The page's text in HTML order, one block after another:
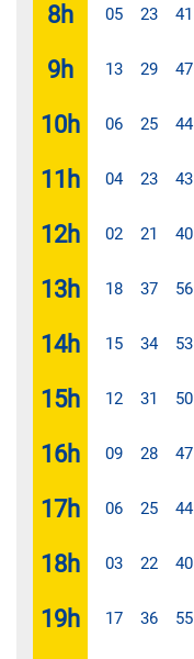
8h 05 23 41
9h 13 29 47
10h 06 25 44
11 h 04 23 43
12h 02 21 40
13h 18 37 56
14h 15 34 53
15h 12 31 50
16h 09 28 47
17h 06 25 44
18h 03 22 40
19h 17 36 55